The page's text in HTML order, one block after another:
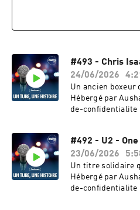
#493 - Chris
24/06/2026
Un ancien boxeur
Hébergé par
de-confidentialite
#492 - U2 - One
23/06/2026
Un titre solidaire
Hébergé par
de-confidentialite